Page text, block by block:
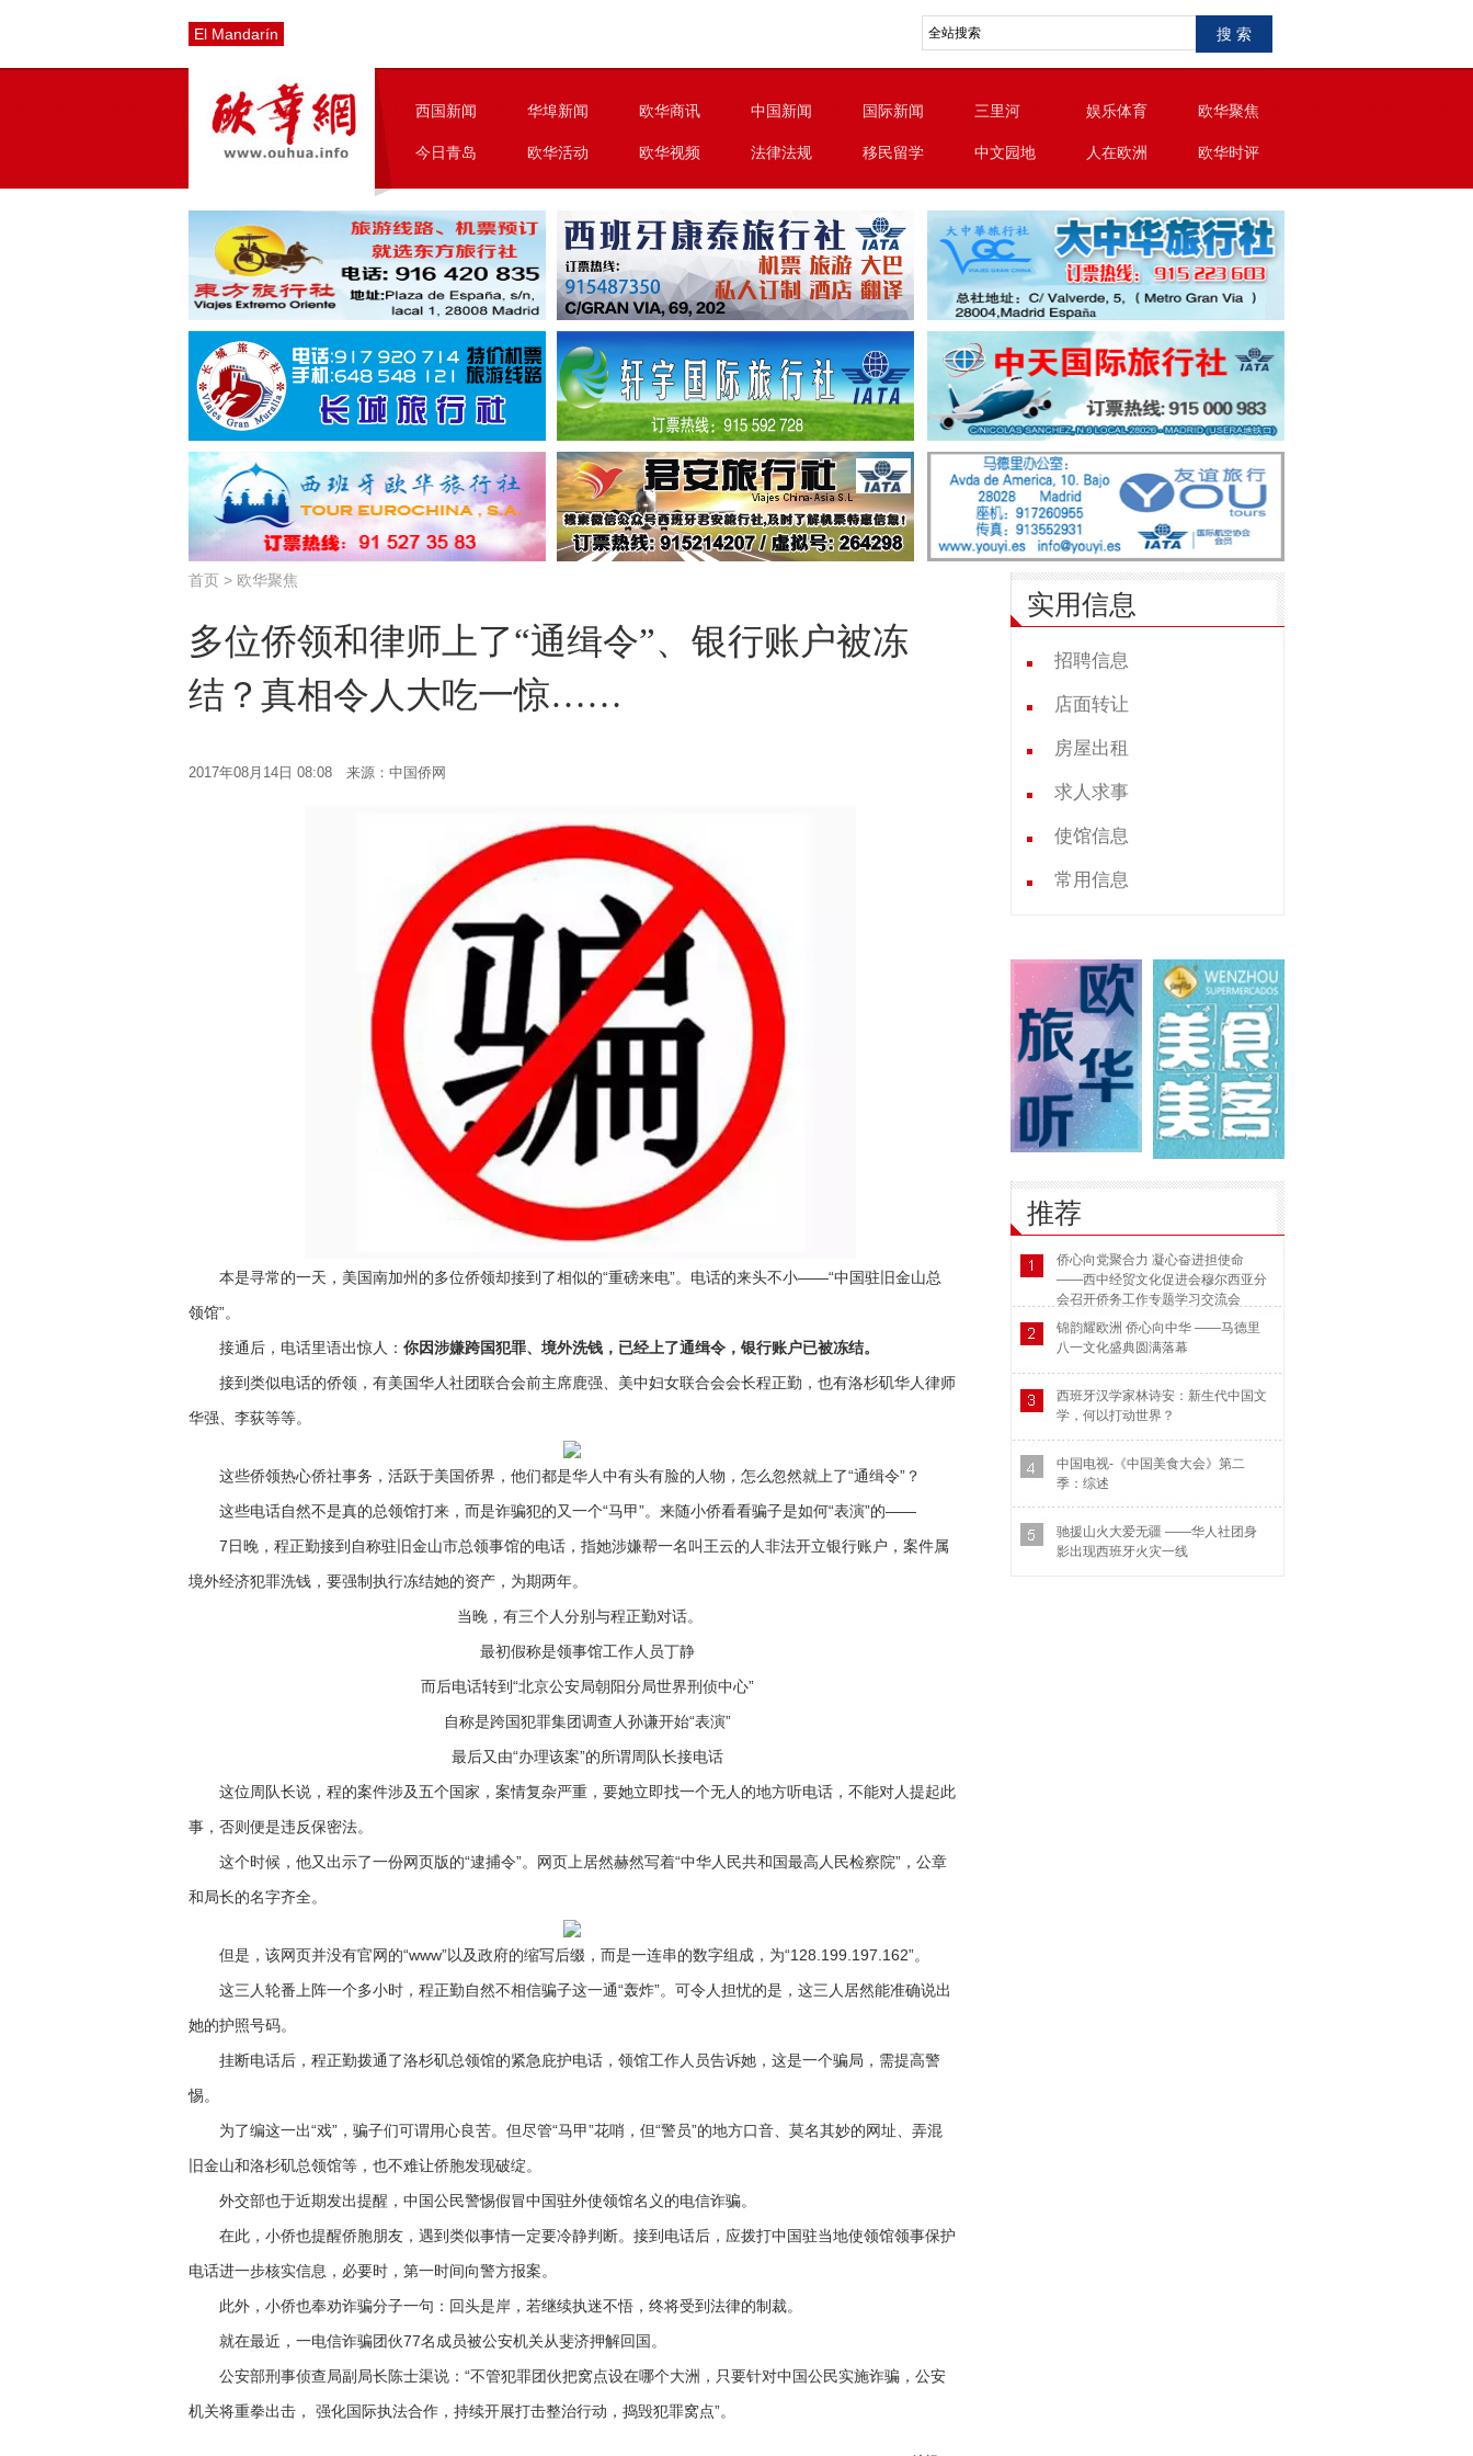
El Mandarín 搜 索
西国新闻 华埠新闻 欧华商讯 中国新闻 国际新闻 三里河 娱乐体育 欧华聚焦
今日青岛 欧华活动 欧华视频 法律法规 移民留学 中文园地 人在欧洲 欧华时评
首页 > 欧华聚焦
多位侨领和律师上了“通缉令”、银行账户被冻
结？真相令人大吃一惊……
2017年08月14日 08:08 来源：中国侨网
本是寻常的一天，美国南加州的多位侨领却接到了相似的“重磅来电”。电话的来头不小——“中国驻旧金山总
领馆”。
接通后，电话里语出惊人： 你因涉嫌跨国犯罪、境外洗钱，已经上了通缉令，银行账户已被冻结。
接到类似电话的侨领，有美国华人社团联合会前主席鹿强、美中妇女联合会会长程正勤，也有洛杉矶华人律师
华强、李荻等等。
这些侨领热心侨社事务，活跃于美国侨界，他们都是华人中有头有脸的人物，怎么忽然就上了“通缉令”？
这些电话自然不是真的总领馆打来，而是诈骗犯的又一个“马甲”。来随小侨看看骗子是如何“表演”的——
7日晚，程正勤接到自称驻旧金山市总领事馆的电话，指她涉嫌帮一名叫王云的人非法开立银行账户，案件属
境外经济犯罪洗钱，要强制执行冻结她的资产，为期两年。
当晚，有三个人分别与程正勤对话。
最初假称是领事馆工作人员丁静
而后电话转到“北京公安局朝阳分局世界刑侦中心”
自称是跨国犯罪集团调查人孙谦开始“表演”
最后又由“办理该案”的所谓周队长接电话
这位周队长说，程的案件涉及五个国家，案情复杂严重，要她立即找一个无人的地方听电话，不能对人提起此
事，否则便是违反保密法。
这个时候，他又出示了一份网页版的“逮捕令”。网页上居然赫然写着“中华人民共和国最高人民检察院”，公章
和局长的名字齐全。
但是，该网页并没有官网的“www”以及政府的缩写后缀，而是一连串的数字组成，为“128.199.197.162”。
这三人轮番上阵一个多小时，程正勤自然不相信骗子这一通“轰炸”。可令人担忧的是，这三人居然能准确说出
她的护照号码。
挂断电话后，程正勤拨通了洛杉矶总领馆的紧急庇护电话，领馆工作人员告诉她，这是一个骗局，需提高警
惕。
为了编这一出“戏”，骗子们可谓用心良苦。但尽管“马甲”花哨，但“警员”的地方口音、莫名其妙的网址、弄混
旧金山和洛杉矶总领馆等，也不难让侨胞发现破绽。
外交部也于近期发出提醒，中国公民警惕假冒中国驻外使领馆名义的电信诈骗。
在此，小侨也提醒侨胞朋友，遇到类似事情一定要冷静判断。接到电话后，应拨打中国驻当地使领馆领事保护
电话进一步核实信息，必要时，第一时间向警方报案。
此外，小侨也奉劝诈骗分子一句：回头是岸，若继续执迷不悟，终将受到法律的制裁。
就在最近，一电信诈骗团伙77名成员被公安机关从斐济押解回国。
公安部刑事侦查局副局长陈士渠说：“不管犯罪团伙把窝点设在哪个大洲，只要针对中国公民实施诈骗，公安
机关将重拳出击， 强化国际执法合作，持续开展打击整治行动，捣毁犯罪窝点”。
实用信息
招聘信息
店面转让
房屋出租
求人求事
使馆信息
常用信息
推荐
侨心向党聚合力 凝心奋进担使命
——西中经贸文化促进会穆尔西亚分
会召开侨务工作专题学习交流会
锦韵耀欧洲 侨心向中华 ——马德里
八一文化盛典圆满落幕
西班牙汉学家林诗安：新生代中国文
学，何以打动世界？
中国电视-《中国美食大会》第二
季：综述
驰援山火大爱无疆 ——华人社团身
影出现西班牙火灾一线